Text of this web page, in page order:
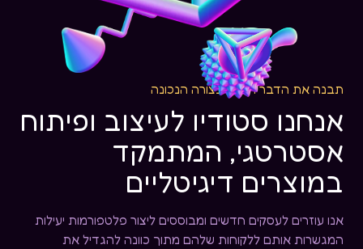
תבנה את הדבר הנכון, בצורה הנכונה
אנחנו סטודיו לעיצוב ופיתוח
אסטרטגי, המתמקד
במוצרים דיגיטליים
אנו עוזרים לעסקים חדשים ומבוססים ליצור פלטפורמות יעילות
המגשרות אותם ללקוחות שלהם מתוך כוונה להגדיל את